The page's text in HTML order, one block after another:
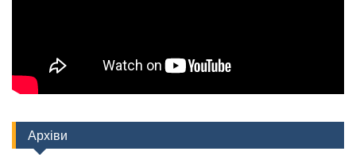
Архіви